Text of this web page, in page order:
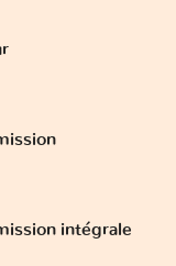
intégrale